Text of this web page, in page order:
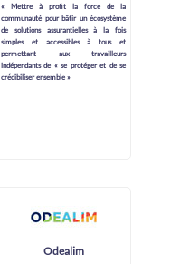
« Mettre à profit la force de la
communauté pour bâtir un écosystème
de solutions assurantielles à la fois
simples et accessibles à tous et
permettant aux travailleurs
indépendants de « se protéger et de se
crédibiliser ensemble »
Odealim